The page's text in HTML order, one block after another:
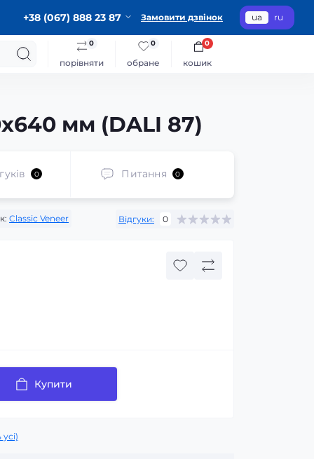
+38 (067) 888 23 87 Замовити дзвінок ua ru
порівняти
0
обране
0
кошик
0
мм (DALI 87)
0 Питання 0
Classic Veneer Відгуки: 0
Купити